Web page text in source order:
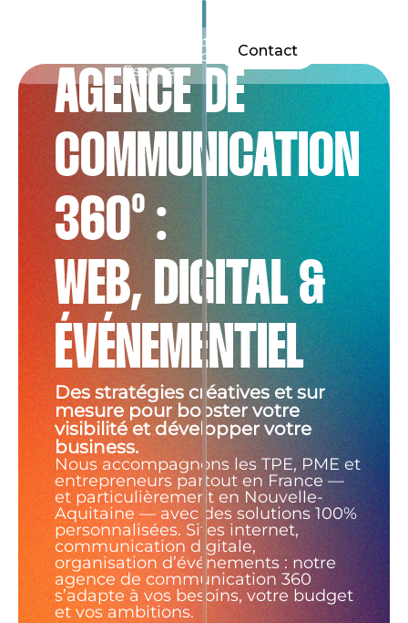
Évènements
Espaces
Actu
Com'
Contact
AGENCE DE
COMMUNICATION
360° :
WEB, DIGITAL &
ÉVÉNEMENTIEL
Des stratégies créatives et sur
mesure pour booster votre
visibilité et développer votre
business.
Nous accompagnons les TPE, PME et
entrepreneurs partout en France —
et particulièrement en Nouvelle-
Aquitaine — avec des solutions 100%
personnalisées. Sites internet,
communication digitale,
organisation d’événements : notre
agence de communication 360
s’adapte à vos besoins, votre budget
et vos ambitions.